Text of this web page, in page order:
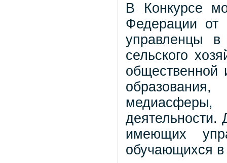
В Конкурсе
Федерации от
управленцы в
сельского
общественной
образования,
деятельности.
имеющих
обучающихся в